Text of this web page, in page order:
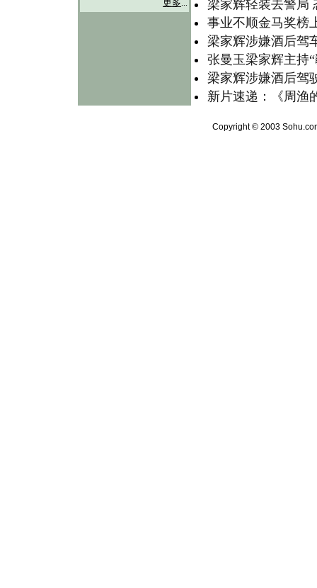
更多...
梁家辉轻装去警局
事业不顺金马奖榜
梁家辉涉嫌酒后驾
张曼玉梁家辉主持
梁家辉涉嫌酒后驾
新片速递：《周渔
Copyright © 2003